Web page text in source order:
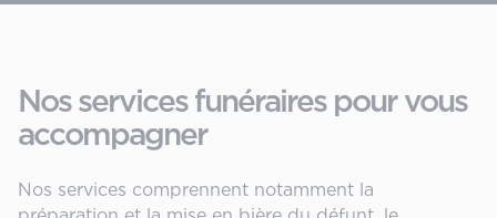
Nos services funéraires pour vous
accompagner
Nos services comprennent notamment la